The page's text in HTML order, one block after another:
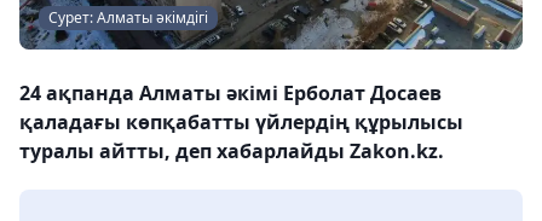
Сурет: Алматы әкімдігі
24 ақпанда Алматы әкімі Ерболат Досаев
қаладағы көпқабатты үйлердің құрылысы
туралы айтты, деп хабарлайды Zakon.kz.